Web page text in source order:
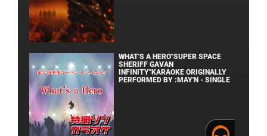
WHAT'S A HERO"SUPER SPACE
SHERIFF GAVAN
INFINITY"KARAOKE ORIGINALLY
PERFORMED BY :MAY'N - SINGLE